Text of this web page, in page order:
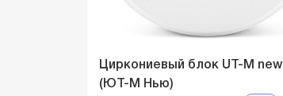
Циркониевый блок UT-M new
(ЮТ-М Нью)